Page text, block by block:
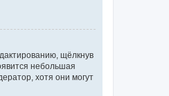
щёлкнув
небольшая
хотя они могут